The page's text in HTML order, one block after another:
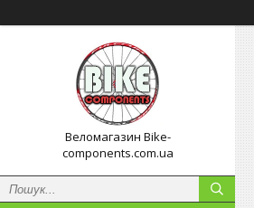
Веломагазин Bike-
components.com.ua